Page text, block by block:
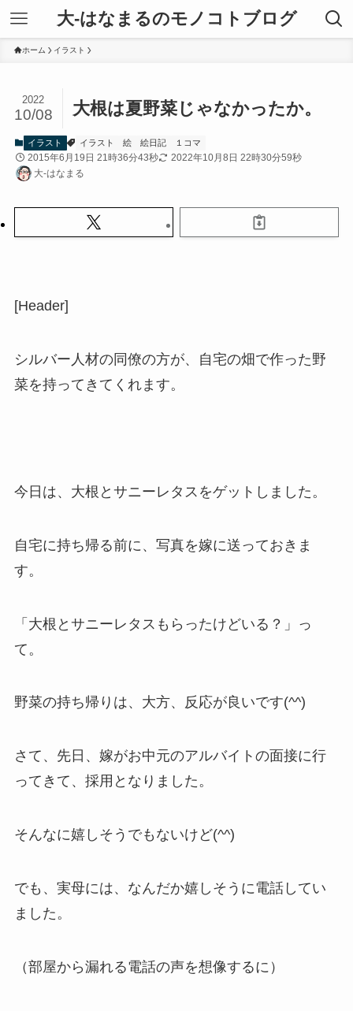
大-はなまるのモノコトブログ
ホーム イラスト
大根は夏野菜じゃなかったか。
2022
10/08
イラスト イラスト 絵 絵日記 １コマ
2015年6月19日 21時36分43秒
2022年10月8日 22時30分59秒
大-はなまる
[Header]
シルバー人材の同僚の方が、自宅の畑で作った野
菜を持ってきてくれます。
今日は、大根とサニーレタスをゲットしました。
自宅に持ち帰る前に、写真を嫁に送っておきま
す。
「大根とサニーレタスもらったけどいる？」っ
て。
野菜の持ち帰りは、大方、反応が良いです(^^)
さて、先日、嫁がお中元のアルバイトの面接に行
ってきて、採用となりました。
そんなに嬉しそうでもないけど(^^)
でも、実母には、なんだか嬉しそうに電話してい
ました。
（部屋から漏れる電話の声を想像するに）